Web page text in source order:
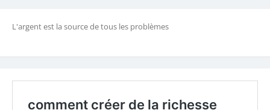
L'argent est la source de tous les problèmes